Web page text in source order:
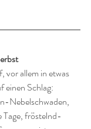
vor allem in etwas
einen Schlag:
Nebelschwaden,
Tage, fröstelnd-